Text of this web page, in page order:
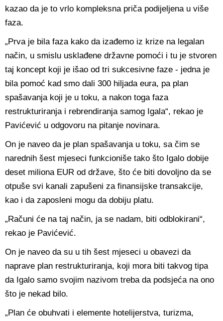
kazao da je to vrlo kompleksna priča podijeljena u više
faza.
„Prva je bila faza kako da izađemo iz krize na legalan
način, u smislu usklađene državne pomoći i tu je stvoren
taj koncept koji je išao od tri sukcesivne faze - jedna je
bila pomoć kad smo dali 300 hiljada eura, pa plan
spašavanja koji je u toku, a nakon toga faza
restrukturiranja i rebrendiranja samog Igala“, rekao je
Pavićević u odgovoru na pitanje novinara.
On je naveo da je plan spašavanja u toku, sa čim se
narednih šest mjeseci funkcioniše tako što Igalo dobije
deset miliona EUR od države, što će biti dovoljno da se
otpuše svi kanali zapušeni za finansijske transakcije,
kao i da zaposleni mogu da dobiju platu.
„Računi će na taj način, ja se nadam, biti odblokirani“,
rekao je Pavićević.
On je naveo da su u tih šest mjeseci u obavezi da
naprave plan restrukturiranja, koji mora biti takvog tipa
da Igalo samo svojim nazivom treba da podsjeća na ono
što je nekad bilo.
„Plan će obuhvati i elemente hotelijerstva, turizma,